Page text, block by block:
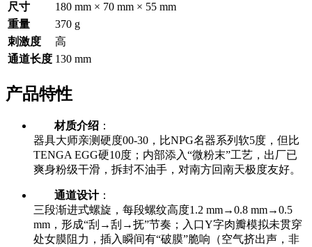
尺寸
180 mm × 70 mm × 55 mm
重量
370 g
刺激度
高
通道长度 130 mm
产品特性
材质介绍 ：
器具大师亲测硬度00-30，比NPG名器系列软5度，但比
TENGA EGG硬10度；内部添入“微粉末”工艺，出厂已
爽身粉级干滑，拆封不油手，对南方回南天极度友好。
通道设计：
三段渐进式螺旋，每段螺纹高度1.2 mm→0.8 mm→0.5
mm，形成“刮→刮→抚”节奏；入口Y字肉瓣模拟未贯穿
处女膜阻力，插入瞬间有“破膜”脆响（空气挤出声，非